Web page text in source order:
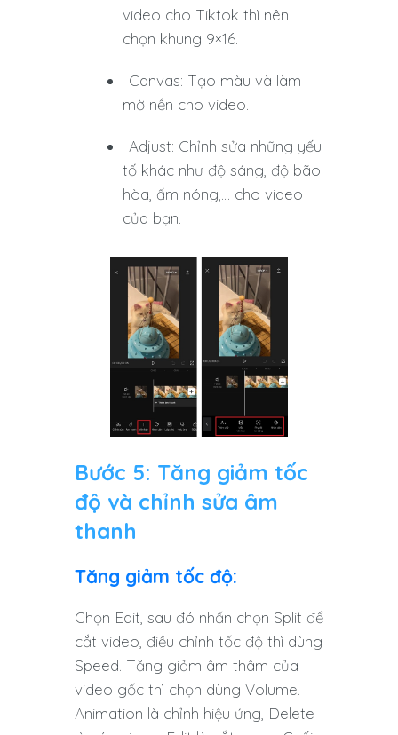
video cho Tiktok thì nên
chọn khung 9×16.
Canvas: Tạo màu và làm
mờ nền cho video.
Adjust: Chỉnh sửa những yếu
tố khác như độ sáng, độ bão
hòa, ấm nóng,… cho video
của bạn.
Bước 5: Tăng giảm tốc
độ và chỉnh sửa âm
thanh
Tăng giảm tốc độ:
Chọn Edit, sau đó nhấn chọn Split để
cắt video, điều chỉnh tốc độ thì dùng
Speed. Tăng giảm âm thâm của
video gốc thì chọn dùng Volume.
Animation là chỉnh hiệu ứng, Delete